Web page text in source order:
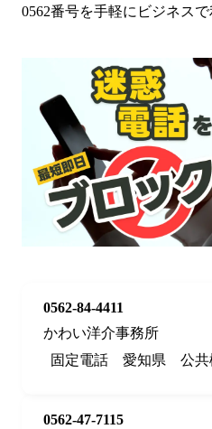
0562番号を手軽にビジネスで
0562-84-4411
かわい洋介事務所
固定電話
愛知県 公
0562-47-7115